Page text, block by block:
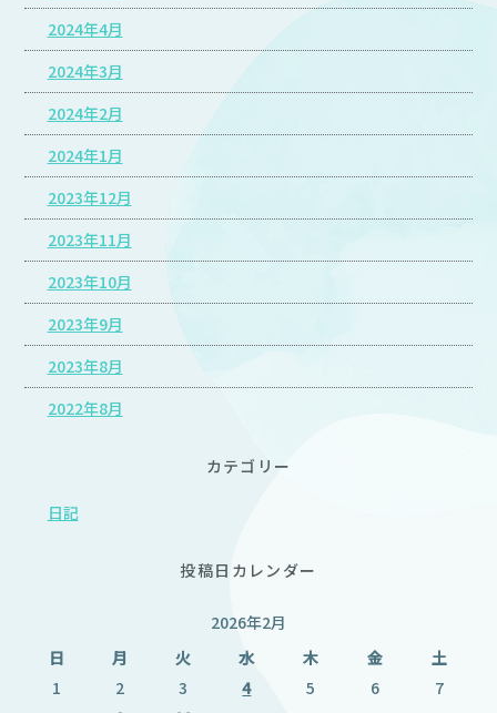
2024年4月
2024年3月
2024年2月
2024年1月
2023年12月
2023年11月
2023年10月
2023年9月
2023年8月
2022年8月
カテゴリー
日記
投稿日カレンダー
2026年2月
日
月 火 水 木 金
土
1
2 3 4 5 6
7